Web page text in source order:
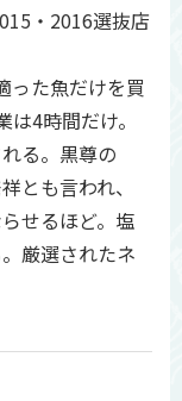
・2016選抜店
った魚だけを買
4時間だけ。
る。黒尊の
とも言われ、
せるほど。塩
厳選されたネ